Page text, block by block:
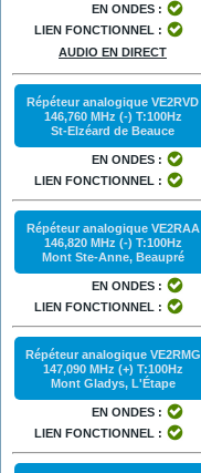
EN ONDES :
LIEN FONCTIONNEL :
AUDIO EN DIRECT
Répéteur analogique VE2RVD
146,760 MHz (-) T:100Hz
St-Elzéard de Beauce
EN ONDES :
LIEN FONCTIONNEL :
Répéteur analogique VE2RAA
146,820 MHz (-) T:100Hz
Mont Ste-Anne, Beaupré
EN ONDES :
LIEN FONCTIONNEL :
Répéteur analogique VE2RMG
147,090 MHz (+) T:100Hz
Mont Gladys, L'Étape
EN ONDES :
LIEN FONCTIONNEL :